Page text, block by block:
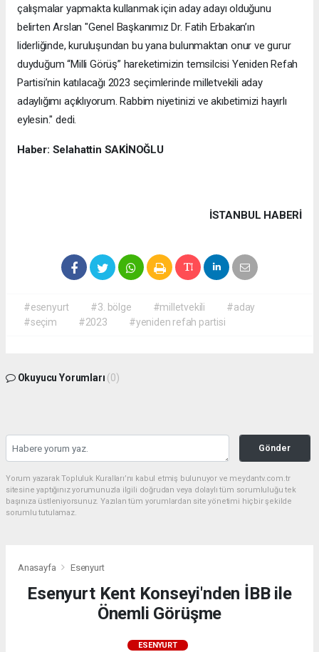
çalışmalar yapmakta kullanmak için aday adayı olduğunu
belirten Arslan "Genel Başkanımız Dr. Fatih Erbakan’ın
liderliğinde, kuruluşundan bu yana bulunmaktan onur ve gurur
duyduğum “Milli Görüş” hareketimizin temsilcisi Yeniden Refah
Partisi’nin katılacağı 2023 seçimlerinde milletvekili aday
adaylığımı açıklıyorum. Rabbim niyetinizi ve akıbetimizi hayırlı
eylesin." dedi.
Haber: Selahattin SAKİNOĞLU
İSTANBUL HABERİ
#esenyurt #3. bölge #milletvekili
#aday
#seçim
#2023 #yeniden refah partisi
Okuyucu Yorumları (0)
Gönder
Yorum yazarak Topluluk Kuralları’nı kabul etmiş bulunuyor ve meydantv.com.tr
sitesine yaptığınız yorumunuzla ilgili doğrudan veya dolaylı tüm sorumluluğu tek
başınıza üstleniyorsunuz. Yazılan tüm yorumlardan site yönetimi hiçbir şekilde
sorumlu tutulamaz.
Anasayfa Esenyurt
Esenyurt Kent Konseyi'nden İBB ile
Önemli Görüşme
ESENYURT